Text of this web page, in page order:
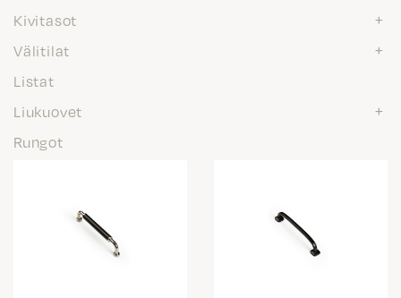
Kivitasot
Välitilat
Listat
Liukuovet
Rungot